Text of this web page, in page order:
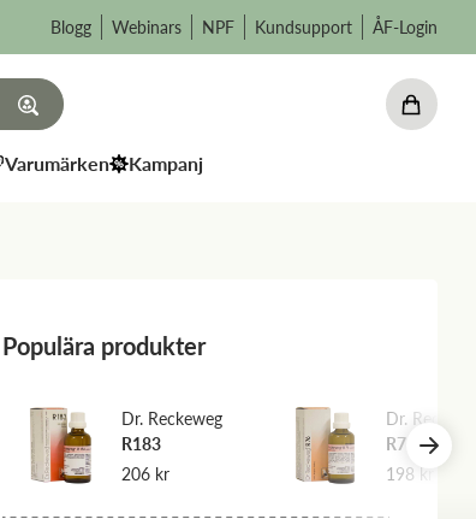
Blogg Webinars NPF Kundsupport ÅF-Login
Varumärken Kampanj
Populära produkter
Dr. Reckeweg
R183
206 kr
Dr.
R76
198 kr